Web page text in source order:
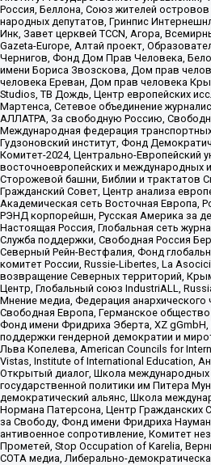
Россия, Беллона, Союз жителей
народных депутатов, Гринпис
Инк, Завет церквей TCCN, Агора,
Gazeta-Europe, Алтай проект,
Чернигов, Фонд Дом Прав Человека,
имени Бориса Звозскова, Дом прав
человека Ереван, Дом прав человека
Studios, ТВ Дождь, Центр европейских
Мартенса, Сетевое объединение
АЛЛАТРА, За свободную Россию,
Международная федерация
Гудзоновский институт, Фонд
Комитет-2024, Центрально-Европейский
восточноевропейских и международных
Сторожевой башни, Библии и трактатов
Гражданский Совет, Центр анализа
Академическая сеть Восточная Европа,
РЭНД корпорейшн, Русская Америка за
Настоящая Россия, Глобальная сеть
Служба поддержки, Свободная Россия
Северный Рейн-Вестфалия, Фонд
комитет России, Russie-Libertes, La
возвращение Северных территорий,
Центр, Глобальный союз IndustriALL,
Мнение медиа, Федерация анархического
Свободная Европа, Германское
Фонд имени Фридриха Эберта, XZ
поддержки гендерной демократии и
Льва Копелева, American Councils for
Vistas, Institute of International Education,
Открытый диалог, Школа международных
государственной политики им Питера
демократический альянс, Школа
Нормана Патерсона, Центр
за Свободу, Фонд имени Фридриха
антивоенное сопротивление, Комитет
Прометей, Stop Occupation of Karelia,
СОТА медиа, Либерально-